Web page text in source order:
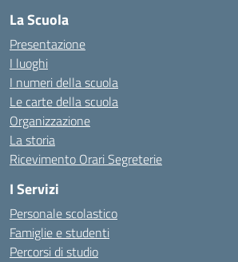
La Scuola
Presentazione
I luoghi
I numeri della scuola
Le carte della scuola
Organizzazione
La storia
Ricevimento Orari Segreterie
I Servizi
Personale scolastico
Famiglie e studenti
Percorsi di studio